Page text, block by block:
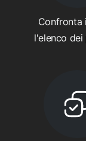
Confronta
l'elenco